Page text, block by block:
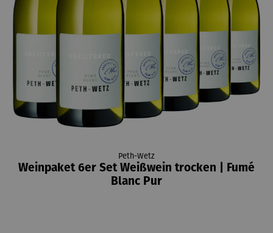
Peth-Wetz
Weinpaket 6er Set Weißwein trocken | Fumé
Blanc Pur